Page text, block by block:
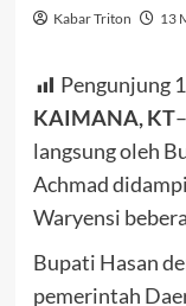
Kabar Triton 13
Pengunjung
KAIMANA, KT
langsung oleh
Achmad
Waryensi
Bupati Hasan
pemerintah